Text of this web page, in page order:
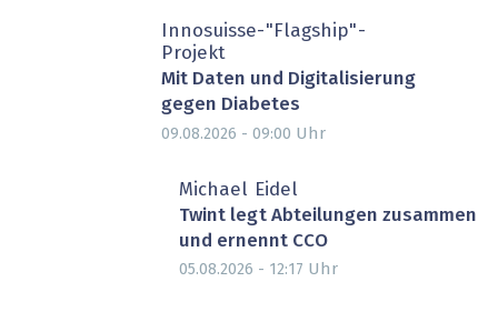
Innosuisse-"Flagship"-
Projekt
Mit Daten und Digitalisierung
gegen Diabetes
09.08.2026 - 09:00 Uhr
Michael Eidel
Twint legt Abteilungen zusammen
und ernennt CCO
05.08.2026 - 12:17 Uhr